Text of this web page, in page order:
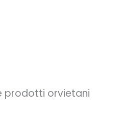
prodotti orvietani